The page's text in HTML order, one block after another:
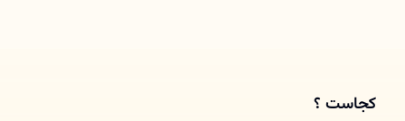
کجاست ؟